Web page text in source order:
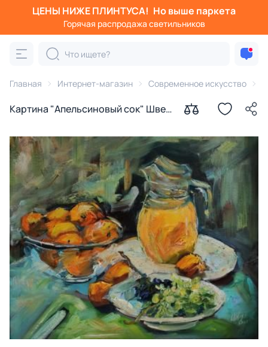
ЦЕНЫ НИЖЕ ПЛИНТУСА! Но выше паркета
Горячая распродажа светильников
Главная Интернет-магазин Современное искусство
Картина "Апельсиновый сок" Швед